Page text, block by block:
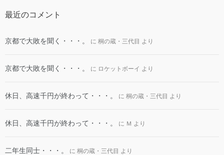
最近のコメント
京都で大敗を聞く・・・。 に 桐の蔵・三代目 より
京都で大敗を聞く・・・。 に ロケットボーイ より
休日、高速千円が終わって・・・。 に 桐の蔵・三代目 より
休日、高速千円が終わって・・・。 に Ｍ より
二年生同士・・・。 に 桐の蔵・三代目 より